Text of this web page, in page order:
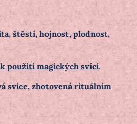
štěstí, hojnost, plodnost,
použití magických svící.
svíce, zhotovená rituálním